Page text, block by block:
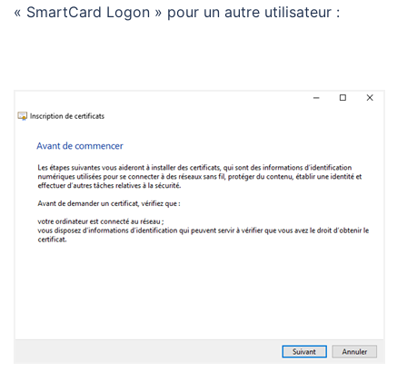
« SmartCard Logon » pour un autre utilisateur :